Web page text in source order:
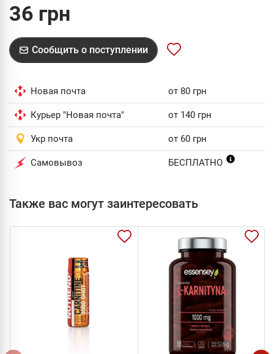
36 грн
Сообщить о поступлении
Новая почта от 80 грн
Курьер "Новая почта" от 140 грн
Укр почта от 60 грн
Самовывоз БЕСПЛАТНО
Также вас могут заинтересовать